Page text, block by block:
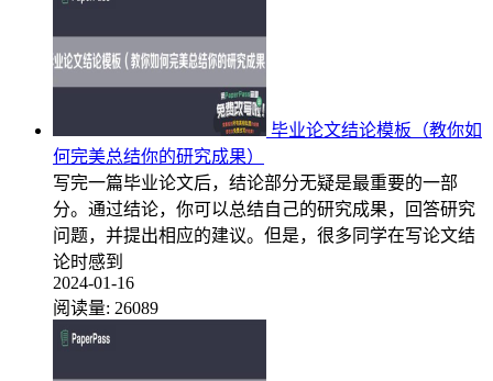
毕业论文结论模板（教你如
何完美总结你的研究成果）
写完一篇毕业论文后，结论部分无疑是最重要的一部
分。通过结论，你可以总结自己的研究成果，回答研究
问题，并提出相应的建议。但是，很多同学在写论文结
论时感到
2024-01-16
阅读量: 26089